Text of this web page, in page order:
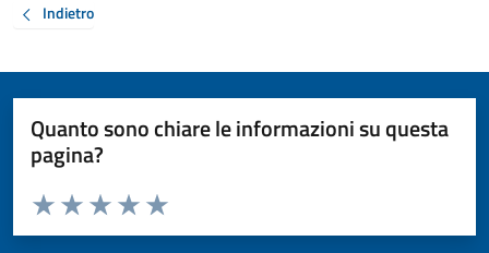
Indietro
Quanto sono chiare le informazioni su questa
pagina?
Valuta da 1 a 5 stelle la pagina
Valuta 5 stelle su 5
Valuta 4 stelle su 5
Valuta 3 stelle su 5
Valuta 2 stelle su 5
Valuta 1 stelle su 5